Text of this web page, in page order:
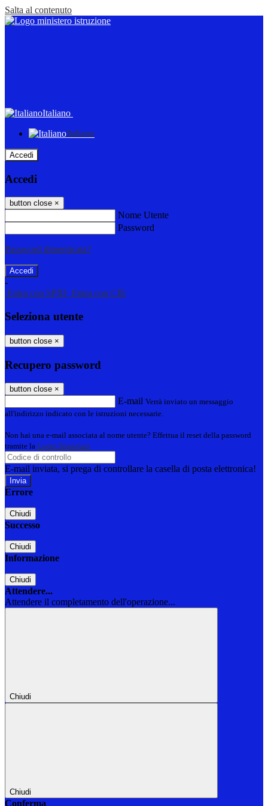
Salta al contenuto
Italiano
Italiano
Accedi
Accedi
button close ×
Nome Utente
Password
Password dimenticata?
-
Entra con SPID Entra con CIE
Seleziona utente
button close ×
Recupero password
button close ×
E-mail Verrà inviato un messaggio
all'indirizzo indicato con le istruzioni necessarie.
Non hai una e-mail associata al nome utente? Effettua il reset della password
tramite la Login Spaggiari
E-mail inviata, si prega di controllare la casella di posta elettronica!
Errore
Chiudi
Successo
Chiudi
Informazione
Chiudi
Attendere...
Attendere il completamento dell'operazione...
Chiudi
Chiudi
Conferma